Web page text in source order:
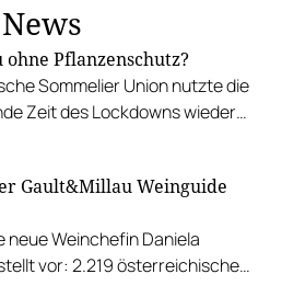
ohne Pflanzenschutz?
Sommelier Union nutzte die
Zeit des Lockdowns wieder
angesichts des steigenden
und biologischen Drucks als
Weinbau.
Gault&Millau Weinguide
neue Weinchefin Daniela
vor: 2.219 österreichische